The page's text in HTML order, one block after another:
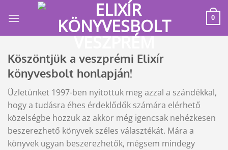
0
Köszöntjük a veszprémi Elixír
könyvesbolt honlapján!
Üzletünket 1997-ben nyitottuk meg azzal a szándékkal,
hogy a tudásra éhes érdeklődők számára elérhető
közelségbe hozzuk az akkor még igencsak nehézkesen
beszerezhető könyvek széles választékát. Mára a
könyvek ugyan beszerezhetők, mégsem mindegy